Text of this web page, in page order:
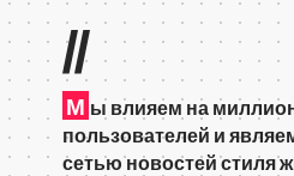
//
М ы влияем на
пользователей и
сетью новостей стиля